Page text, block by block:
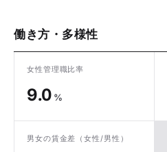
働き方・多様性
女性管理職比率
9.0 %
男女の賃金差 （女性/男性）